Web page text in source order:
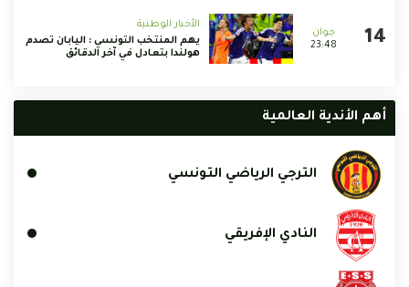
23:48
الأخبار الوطنية
يهم المنتخب التونسي : اليابان تصدم
هولندا بتعادل في آخر الدقائق
أهم الأندية العالمية
الترجي الرياضي التونسي
النادي الإفريقي